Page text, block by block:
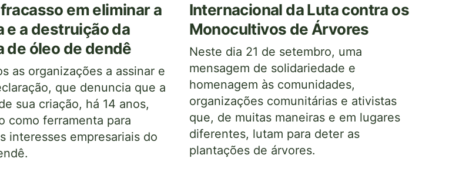
em eliminar a
e a destruição da
de óleo de dendê
as organizações a assinar e
que denuncia que a
sua criação, há 14 anos,
como ferramenta para
interesses empresariais do
Internacional da Luta contra os
Monocultivos de Árvores
Neste dia 21 de setembro, uma
mensagem de solidariedade e
homenagem às comunidades,
organizações comunitárias e ativistas
que, de muitas maneiras e em lugares
diferentes, lutam para deter as
plantações de árvores.